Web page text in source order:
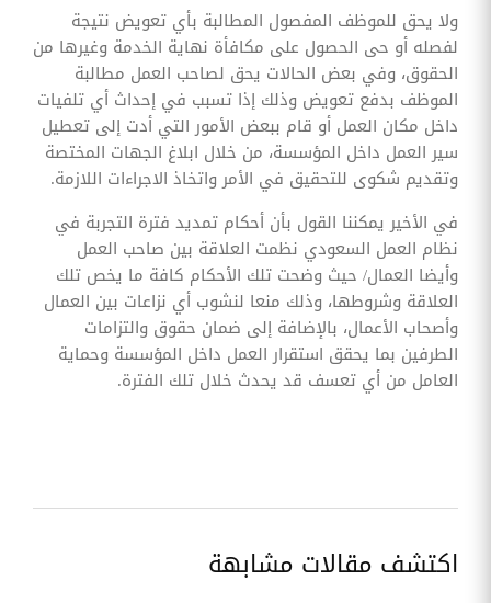
ولا يحق للموظف المفصول المطالبة بأي تعويض نتيجة
لفصله أو حى الحصول على مكافأة نهاية الخدمة وغيرها من
الحقوق، وفي بعض الحالات يحق لصاحب العمل مطالبة
الموظف بدفع تعويض وذلك إذا تسبب في إحداث أي تلفيات
داخل مكان العمل أو قام ببعض الأمور التي أدت إلى تعطيل
سير العمل داخل المؤسسة، من خلال ابلاغ الجهات المختصة
وتقديم شكوى للتحقيق في الأمر واتخاذ الاجراءات اللازمة.
في الأخير يمكننا القول بأن أحكام تمديد فترة التجربة في
نظام العمل السعودي نظمت العلاقة بين صاحب العمل
وأيضا العمال/ حيث وضحت تلك الأحكام كافة ما يخص تلك
العلاقة وشروطها، وذلك منعا لنشوب أي نزاعات بين العمال
وأصحاب الأعمال، بالإضافة إلى ضمان حقوق والتزامات
الطرفين بما يحقق استقرار العمل داخل المؤسسة وحماية
العامل من أي تعسف قد يحدث خلال تلك الفترة.
اكتشف مقالات مشابهة